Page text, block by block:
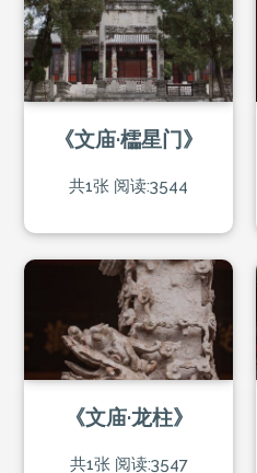
《文庙·櫺星门》
共1张 阅读:3544
《文庙·龙柱》
共1张 阅读:3547